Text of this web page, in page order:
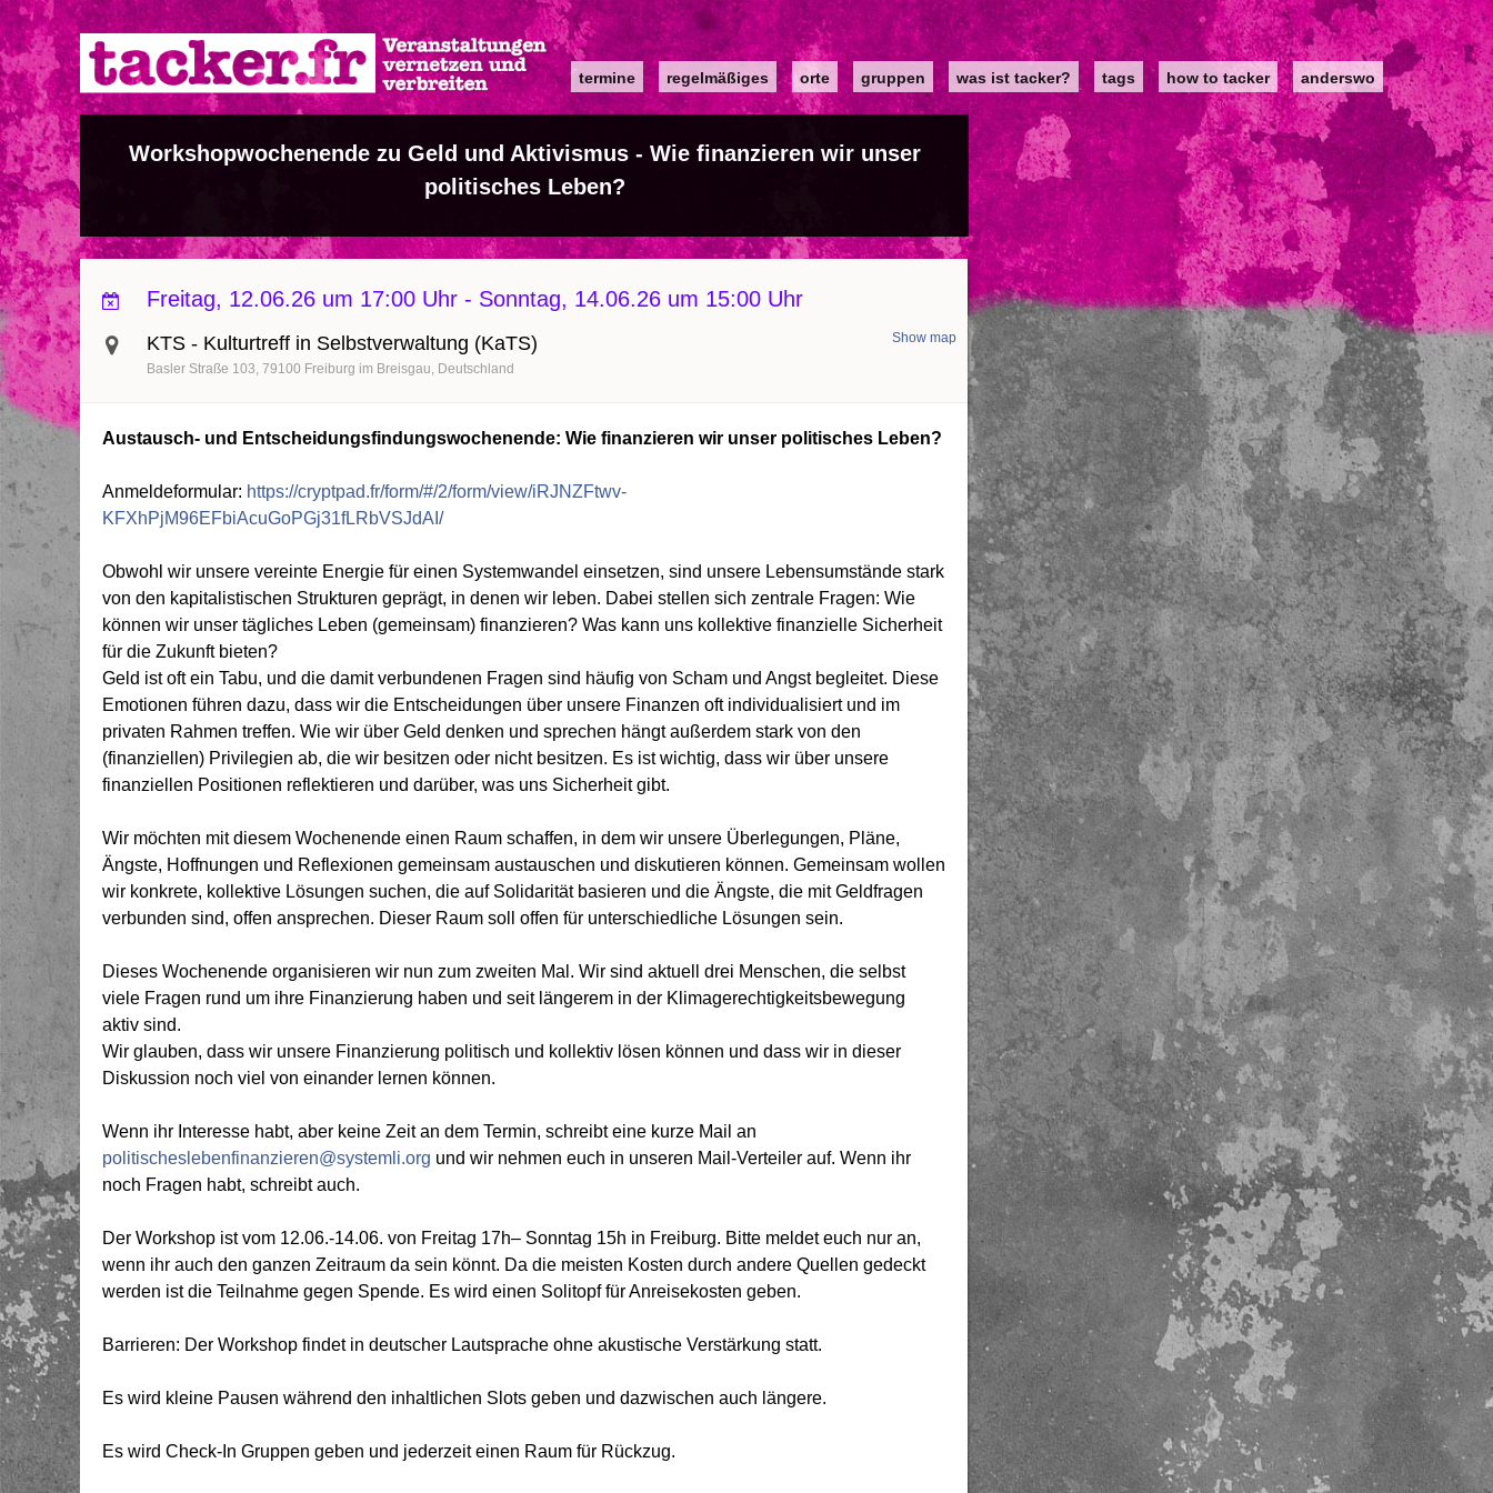
Direkt
zum
Inhalt
Main
navigation
termine regelmäßiges orte gruppen was ist tacker? tags how to tacker anderswo
Workshopwochenende zu Geld und Aktivismus - Wie finanzieren wir unser
politisches Leben?
Freitag, 12.06.26 um 17:00 Uhr - Sonntag, 14.06.26 um 15:00 Uhr
KTS - Kulturtreff in Selbstverwaltung (KaTS)
Basler Straße 103 79100 Freiburg im Breisgau Deutschland
Show map
Austausch- und Entscheidungsfindungswochenende: Wie finanzieren wir unser politisches Leben?
Anmeldeformular: https://cryptpad.fr/form/#/2/form/view/iRJNZFtwv-
KFXhPjM96EFbiAcuGoPGj31fLRbVSJdAI/
Obwohl wir unsere vereinte Energie für einen Systemwandel einsetzen, sind unsere Lebensumstände stark
von den kapitalistischen Strukturen geprägt, in denen wir leben. Dabei stellen sich zentrale Fragen: Wie
können wir unser tägliches Leben (gemeinsam) finanzieren? Was kann uns kollektive finanzielle Sicherheit
für die Zukunft bieten?
Geld ist oft ein Tabu, und die damit verbundenen Fragen sind häufig von Scham und Angst begleitet. Diese
Emotionen führen dazu, dass wir die Entscheidungen über unsere Finanzen oft individualisiert und im
privaten Rahmen treffen. Wie wir über Geld denken und sprechen hängt außerdem stark von den
(finanziellen) Privilegien ab, die wir besitzen oder nicht besitzen. Es ist wichtig, dass wir über unsere
finanziellen Positionen reflektieren und darüber, was uns Sicherheit gibt.
Wir möchten mit diesem Wochenende einen Raum schaffen, in dem wir unsere Überlegungen, Pläne,
Ängste, Hoffnungen und Reflexionen gemeinsam austauschen und diskutieren können. Gemeinsam wollen
wir konkrete, kollektive Lösungen suchen, die auf Solidarität basieren und die Ängste, die mit Geldfragen
verbunden sind, offen ansprechen. Dieser Raum soll offen für unterschiedliche Lösungen sein.
Dieses Wochenende organisieren wir nun zum zweiten Mal. Wir sind aktuell drei Menschen, die selbst
viele Fragen rund um ihre Finanzierung haben und seit längerem in der Klimagerechtigkeitsbewegung
aktiv sind.
Wir glauben, dass wir unsere Finanzierung politisch und kollektiv lösen können und dass wir in dieser
Diskussion noch viel von einander lernen können.
Wenn ihr Interesse habt, aber keine Zeit an dem Termin, schreibt eine kurze Mail an
politischeslebenfinanzieren@systemli.org und wir nehmen euch in unseren Mail-Verteiler auf. Wenn ihr
noch Fragen habt, schreibt auch.
Der Workshop ist vom 12.06.-14.06. von Freitag 17h– Sonntag 15h in Freiburg. Bitte meldet euch nur an,
wenn ihr auch den ganzen Zeitraum da sein könnt. Da die meisten Kosten durch andere Quellen gedeckt
werden ist die Teilnahme gegen Spende. Es wird einen Solitopf für Anreisekosten geben.
Barrieren: Der Workshop findet in deutscher Lautsprache ohne akustische Verstärkung statt.
Es wird kleine Pausen während den inhaltlichen Slots geben und dazwischen auch längere.
Es wird Check-In Gruppen geben und jederzeit einen Raum für Rückzug.